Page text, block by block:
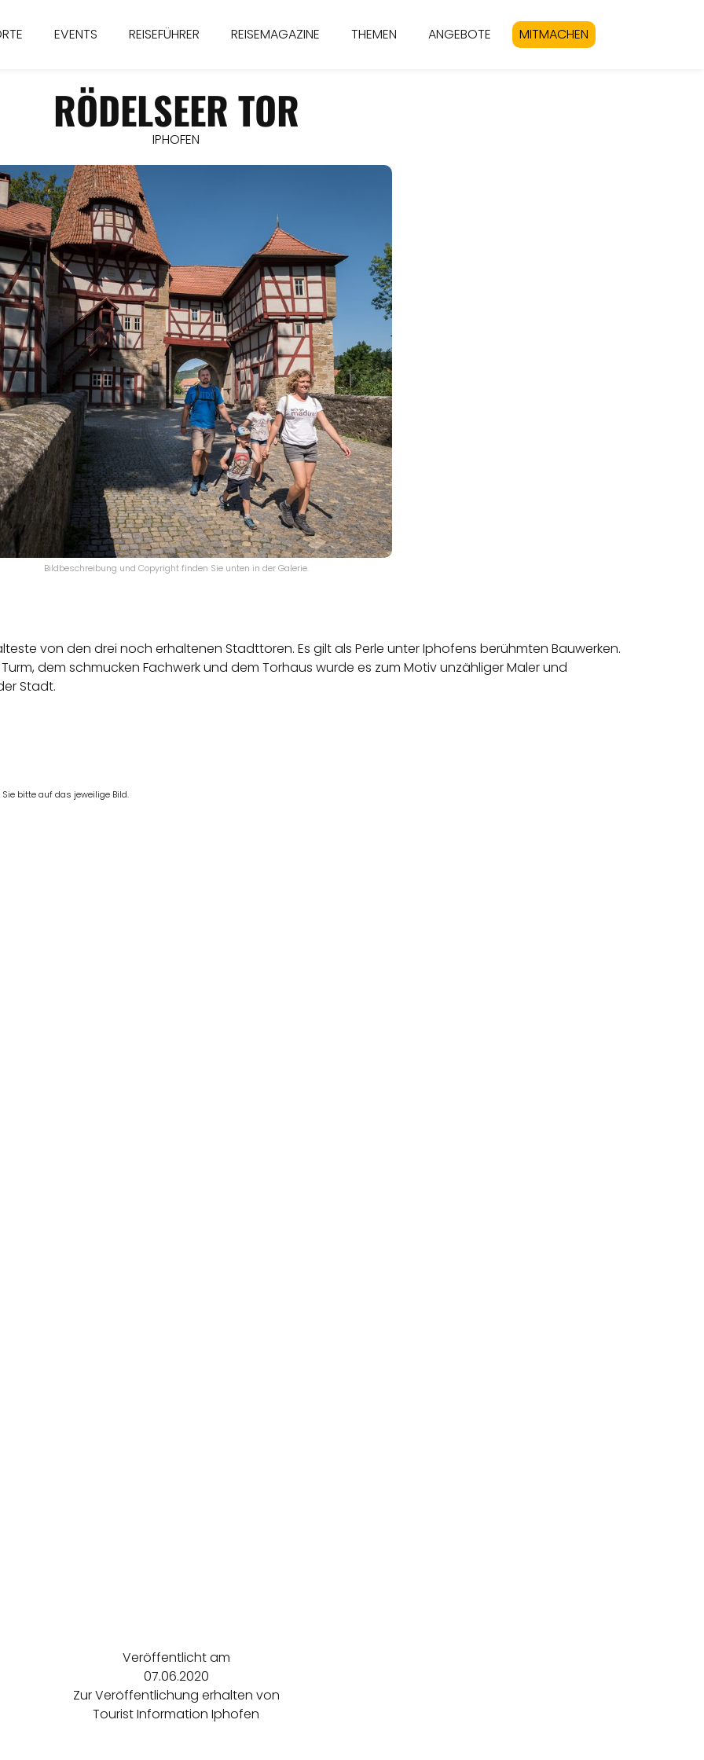
EVENTS REISEFÜHRER REISEMAGAZINE THEMEN ANGEBOTE MITMACHEN
RÖDELSEER TOR
IPHOFEN
Bildbeschreibung und Copyright finden Sie unten in der Galerie.
von den drei noch erhaltenen Stadttoren. Es gilt als Perle unter Iphofens berühmten Bauwerken.
dem schmucken Fachwerk und dem Torhaus wurde es zum Motiv unzähliger Maler und
Stadt.
bitte auf das jeweilige Bild.
Veröffentlicht am
07.06.2020
Zur Veröffentlichung erhalten von
Tourist Information Iphofen